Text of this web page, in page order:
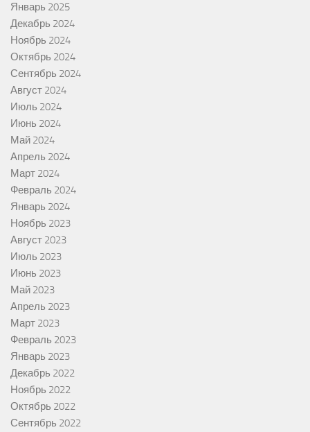
Январь 2025
Декабрь 2024
Ноябрь 2024
Октябрь 2024
Сентябрь 2024
Август 2024
Июль 2024
Июнь 2024
Май 2024
Апрель 2024
Март 2024
Февраль 2024
Январь 2024
Ноябрь 2023
Август 2023
Июль 2023
Июнь 2023
Май 2023
Апрель 2023
Март 2023
Февраль 2023
Январь 2023
Декабрь 2022
Ноябрь 2022
Октябрь 2022
Сентябрь 2022